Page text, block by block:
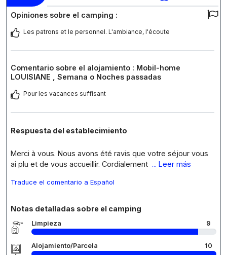
Opiniones sobre el camping :
Les patrons et le personnel. L'ambiance, l'écoute
Comentario sobre el alojamiento : Mobil-home
LOUISIANE , Semana o Noches passadas
Pour les vacances suffisant
Respuesta del establecimiento
Merci à vous. Nous avons été ravis que votre séjour vous
ai plu et de vous accueillir. Cordialement ... Leer más
Traduce el comentario a Español
Notas detalladas sobre el camping
Limpieza 9
Alojamiento/Parcela 10